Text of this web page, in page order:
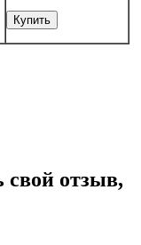
Купить
свой отзыв,